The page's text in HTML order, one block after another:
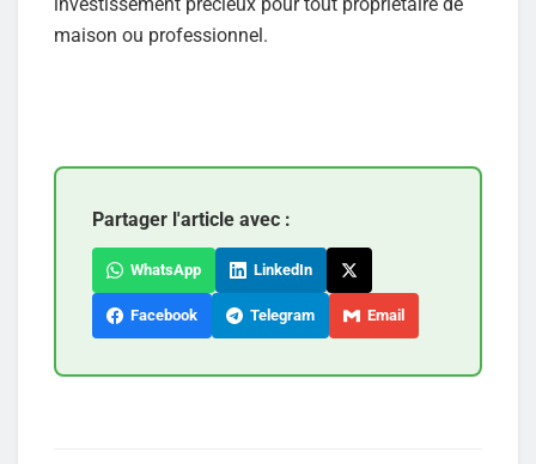
maison ou professionnel.
Partager l'article avec :
WhatsApp LinkedIn
Facebook Telegram Email